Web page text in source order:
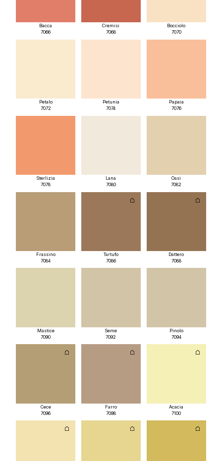
Bacca
7066
Cremisi
7068
Bocciolo
7070
Petalo
7072
Petunia
7074
Papaia
7076
Sterlizia
7078
Lana
7080
Oasi
7082
Frassino
7084
Tartufo
7086
Dattero
7088
Mastice
7090
Seme
7092
Pinolo
7094
Cece
7096
Farro
7098
Acacia
7100